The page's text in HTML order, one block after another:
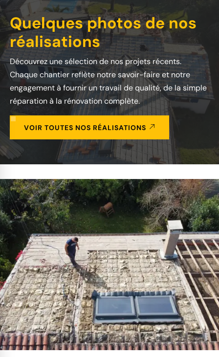
Quelques photos de nos
réalisations
Découvrez une sélection de nos projets récents.
Chaque chantier reflète notre savoir-faire et notre
engagement à fournir un travail de qualité, de la simple
réparation à la rénovation complète.
VOIR TOUTES NOS RÉALISATIONS